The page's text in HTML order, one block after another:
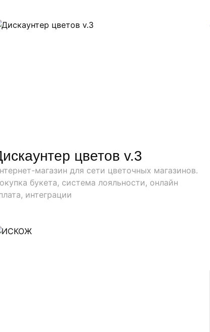
цветов v.3
магазин для сети цветочных магазинов.
букета, система лояльности, онлайн
интеграции